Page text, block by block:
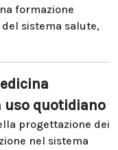
formazione
sistema salute,
uso quotidiano
progettazione dei
nel sistema